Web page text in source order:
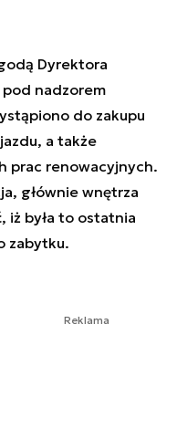
Dyrektora
pod nadzorem
do zakupu
a także
prac renowacyjnych.
głównie wnętrza
iż była to ostatnia
zabytku.
Reklama